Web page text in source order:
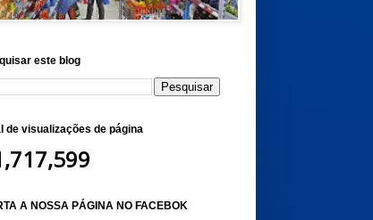
este blog
de visualizações de página
A NOSSA PÁGINA NO FACEBOK